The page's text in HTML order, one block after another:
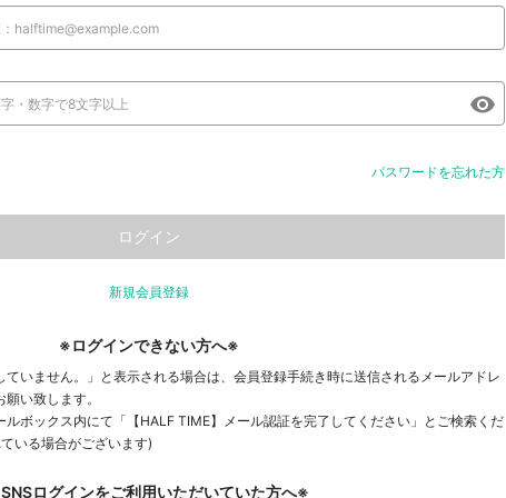
パスワードを忘れた方
新規会員登録
※ログインできない方へ※
ていません。」と表示される場合は、会員登録手続き時に送信されるメールアドレ
い致します。
ルボックス内にて「【HALF TIME】メール認証を完了してください」とご検索くだ
いる場合がございます)
ログインをご利用いただいていた方へ※